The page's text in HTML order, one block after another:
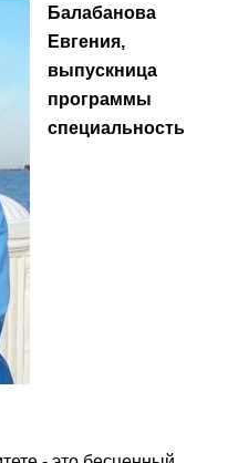
Балабанова
Евгения,
выпускница
программы
специальность